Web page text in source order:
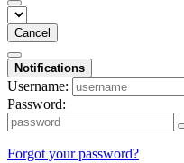
Cancel
Notifications
Username:
Password:
Forgot your password?